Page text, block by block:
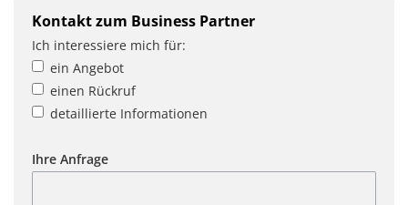
Kontakt zum Business Partner
Ich interessiere mich für:
ein Angebot
einen Rückruf
detaillierte Informationen
Ihre Anfrage